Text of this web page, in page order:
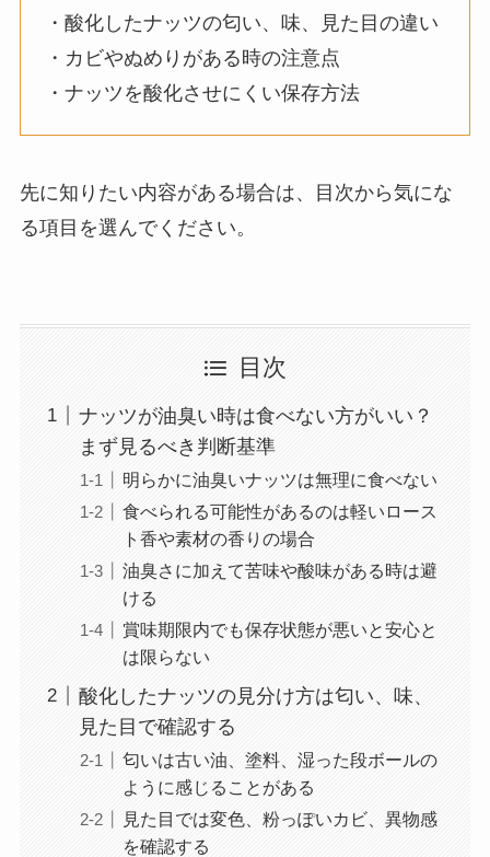
・酸化したナッツの匂い、味、見た目の違い
・カビやぬめりがある時の注意点
・ナッツを酸化させにくい保存方法
先に知りたい内容がある場合は、目次から気にな
る項目を選んでください。
目次
ナッツが油臭い時は食べない方がいい？
まず見るべき判断基準
明らかに油臭いナッツは無理に食べない
食べられる可能性があるのは軽いロース
ト香や素材の香りの場合
油臭さに加えて苦味や酸味がある時は避
ける
賞味期限内でも保存状態が悪いと安心と
は限らない
酸化したナッツの見分け方は匂い、味、
見た目で確認する
匂いは古い油、塗料、湿った段ボールの
ように感じることがある
見た目では変色、粉っぽいカビ、異物感
を確認する